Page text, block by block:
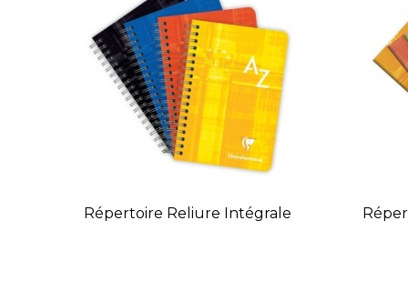
Répertoire Reliure Intégrale